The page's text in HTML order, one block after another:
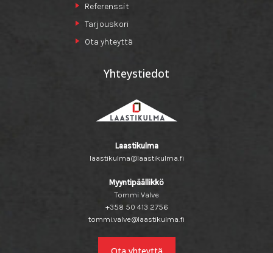
Referenssit
Tarjouskori
Ota yhteyttä
Yhteystiedot
Laastikulma
laastikulma@laastikulma.fi
Myyntipäällikkö
Tommi Valve
+358 50 413 2756
tommi.valve@laastikulma.fi